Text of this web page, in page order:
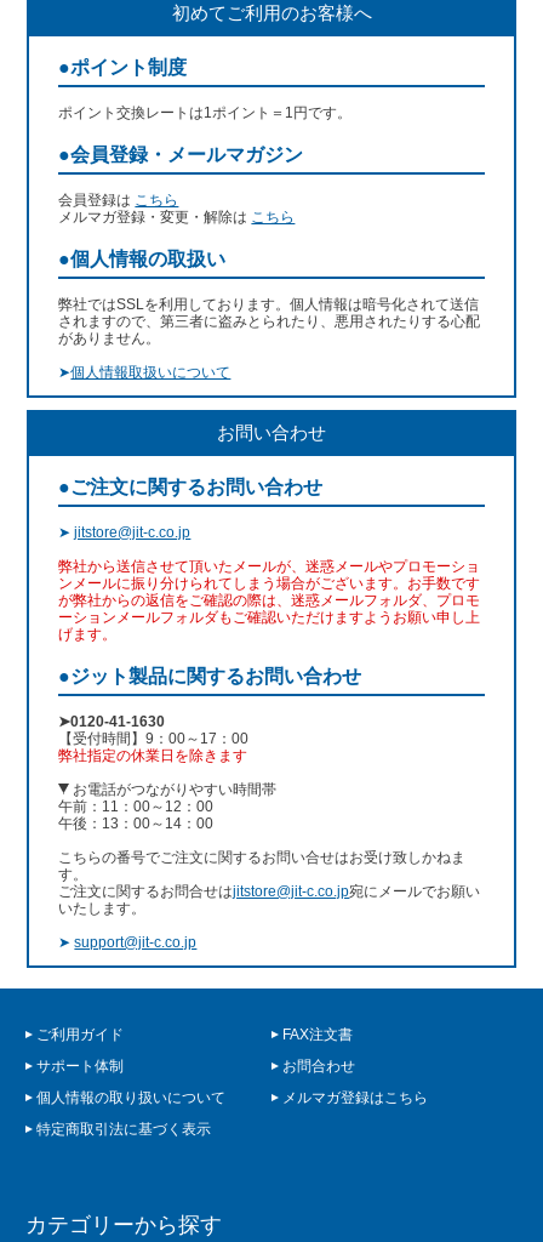
初めてご利用のお客様へ
●ポイント制度
ポイント交換レートは1ポイント＝1円です。
●会員登録・メールマガジン
会員登録は こちら
メルマガ登録・変更・解除は こちら
●個人情報の取扱い
弊社ではSSLを利用しております。個人情報は暗号化されて送信
されますので、第三者に盗みとられたり、悪用されたりする心配
がありません。
➤個人情報取扱いについて
お問い合わせ
●ご注文に関するお問い合わせ
➤jitstore@jit-c.co.jp
弊社から送信させて頂いたメールが、迷惑メールやプロモーショ
ンメールに振り分けられてしまう場合がございます。お手数です
が弊社からの返信をご確認の際は、迷惑メールフォルダ、プロモ
ーションメールフォルダもご確認いただけますようお願い申し上
げます。
●ジット製品に関するお問い合わせ
➤0120-41-1630
【受付時間】9：00～17：00
弊社指定の休業日を除きます
お電話がつながりやすい時間帯
午前：11：00～12：00
午後：13：00～14：00
こちらの番号でご注文に関するお問い合せはお受け致しかねま
す。
ご注文に関するお問合せはjitstore@jit-c.co.jp宛にメールでお願い
いたします。
➤support@jit-c.co.jp
ご利用ガイド
FAX注文書
サポート体制
お問合わせ
個人情報の取り扱いについて
メルマガ登録はこちら
特定商取引法に基づく表示
カテゴリーから探す